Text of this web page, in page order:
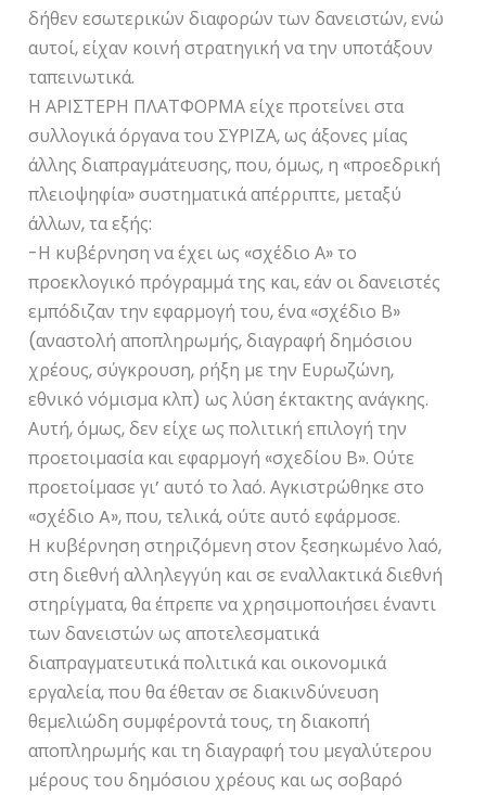
δήθεν εσωτερικών διαφορών των δανειστών, ενώ
αυτοί, είχαν κοινή στρατηγική να την υποτάξουν
ταπεινωτικά.
Η ΑΡΙΣΤΕΡΗ ΠΛΑΤΦΟΡΜΑ είχε προτείνει στα
συλλογικά όργανα του ΣΥΡΙΖΑ, ως άξονες μίας
άλλης διαπραγμάτευσης, που, όμως, η «προεδρική
πλειοψηφία» συστηματικά απέρριπτε, μεταξύ
άλλων, τα εξής:
-Η κυβέρνηση να έχει ως «σχέδιο Α» το
προεκλογικό πρόγραμμά της και, εάν οι δανειστές
εμπόδιζαν την εφαρμογή του, ένα «σχέδιο Β»
(αναστολή αποπληρωμής, διαγραφή δημόσιου
χρέους, σύγκρουση, ρήξη με την Ευρωζώνη,
εθνικό νόμισμα κλπ) ως λύση έκτακτης ανάγκης.
Αυτή, όμως, δεν είχε ως πολιτική επιλογή την
προετοιμασία και εφαρμογή «σχεδίου Β». Ούτε
προετοίμασε γι’ αυτό το λαό. Αγκιστρώθηκε στο
«σχέδιο A», που, τελικά, ούτε αυτό εφάρμοσε.
Η κυβέρνηση στηριζόμενη στον ξεσηκωμένο λαό,
στη διεθνή αλληλεγγύη και σε εναλλακτικά διεθνή
στηρίγματα, θα έπρεπε να χρησιμοποιήσει έναντι
των δανειστών ως αποτελεσματικά
διαπραγματευτικά πολιτικά και οικονομικά
εργαλεία, που θα έθεταν σε διακινδύνευση
θεμελιώδη συμφέροντά τους, τη διακοπή
αποπληρωμής και τη διαγραφή του μεγαλύτερου
μέρους του δημόσιου χρέους και ως σοβαρό